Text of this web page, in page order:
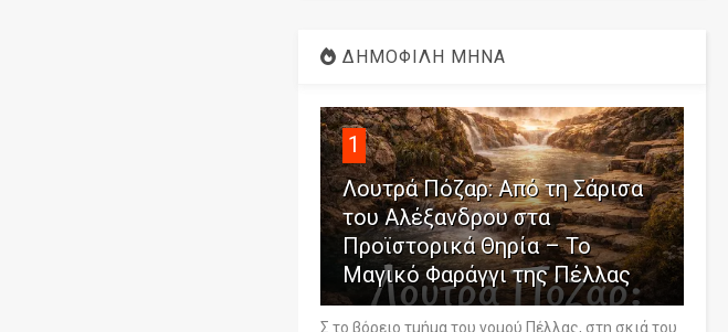
ΔΗΜΟΦΙΛΗ ΜΗΝΑ
1
Λουτρά Πόζαρ: Από τη Σάρισα
του Αλέξανδρου στα
Προϊστορικά Θηρία – Το
Μαγικό Φαράγγι της Πέλλας
Σ το βόρειο τμήμα του νομού Πέλλας, στη σκιά του